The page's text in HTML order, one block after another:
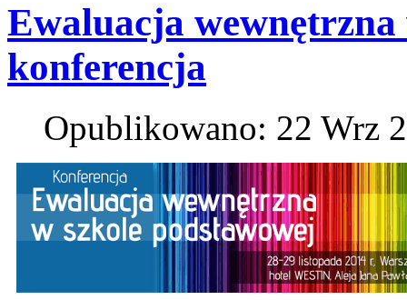
Ewaluacja
konferencja
Opublikowano: 22 Wrz